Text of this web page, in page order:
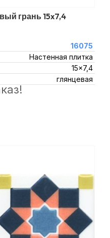
грань 15x7,4
16075
Настенная плитка
15x7,4
глянцевая